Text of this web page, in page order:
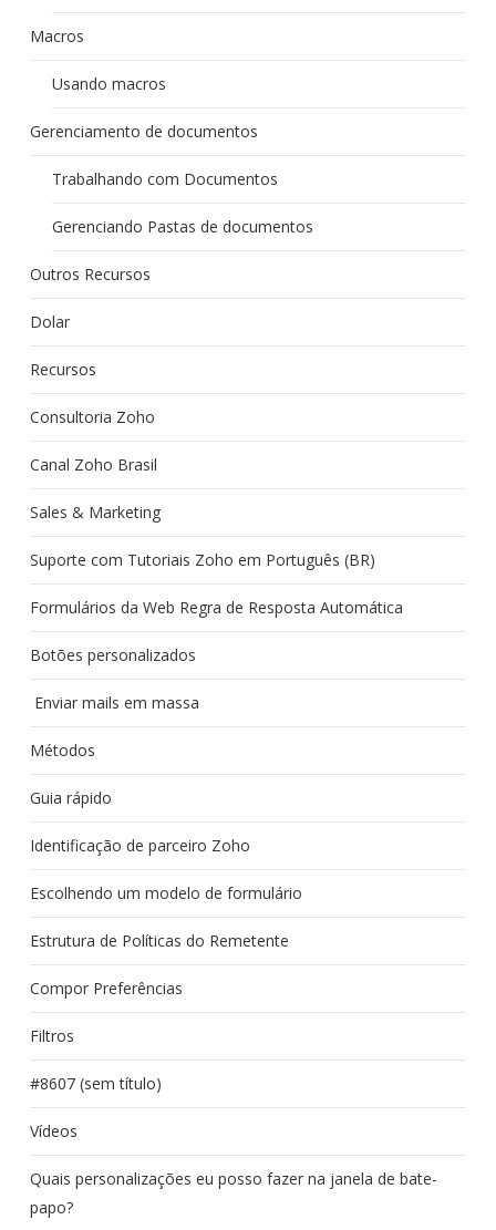
Macros
Usando macros
Gerenciamento de documentos
Trabalhando com Documentos
Gerenciando Pastas de documentos
Outros Recursos
Dolar
Recursos
Consultoria Zoho
Canal Zoho Brasil
Sales & Marketing
Suporte com Tutoriais Zoho em Português (BR)
Formulários da Web Regra de Resposta Automática
Botões personalizados
Enviar mails em massa
Métodos
Guia rápido
Identificação de parceiro Zoho
Escolhendo um modelo de formulário
Estrutura de Políticas do Remetente
Compor Preferências
Filtros
#8607 (sem título)
Vídeos
Quais personalizações eu posso fazer na janela de bate-
papo?